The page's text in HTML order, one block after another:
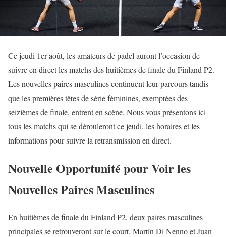
Ce jeudi 1er août, les amateurs de padel auront l’occasion de
suivre en direct les matchs des huitièmes de finale du Finland P2.
Les nouvelles paires masculines continuent leur parcours tandis
que les premières têtes de série féminines, exemptées des
seizièmes de finale, entrent en scène. Nous vous présentons ici
tous les matchs qui se dérouleront ce jeudi, les horaires et les
informations pour suivre la retransmission en direct.
Nouvelle Opportunité pour Voir les
Nouvelles Paires Masculines
En huitièmes de finale du Finland P2, deux paires masculines
principales se retrouveront sur le court. Martín Di Nenno et Juan